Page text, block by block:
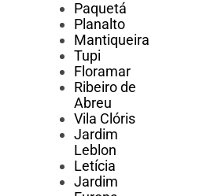
Paquetá
Planalto
Mantiqueira
Tupi
Floramar
Ribeiro de
Abreu
Vila Clóris
Jardim
Leblon
Letícia
Jardim